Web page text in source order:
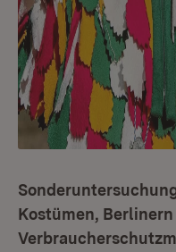
Kostümen,